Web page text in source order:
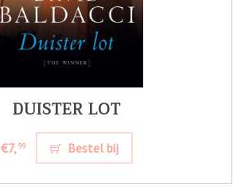
DUISTER LOT
€7,99 Bestel bij